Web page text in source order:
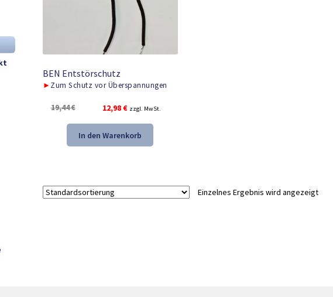
BEN Entstörschutz
► Zum Schutz vor Überspannungen
19,44€
Ursprünglicher
war:
19,44 €
12,98€Aktueller
ist:
12,98 €.
zzgl. MwSt.
In den Warenkorb
Einzelnes Ergebnis wird angezeigt